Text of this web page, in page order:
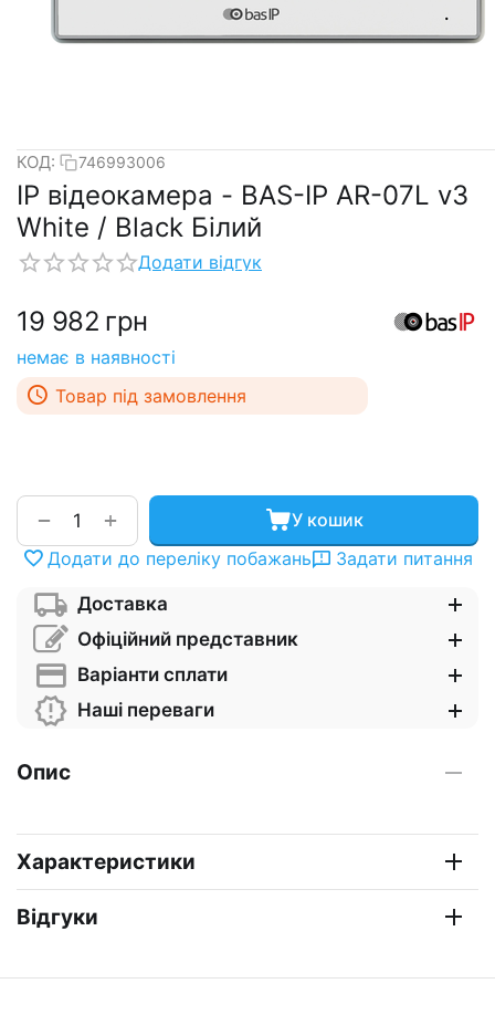
КОД: 746993006
IP відеокамера - BAS-IP AR-07L v3
White / Black Білий
Додати відгук
19 982 грн
немає в наявності
Товар під замовлення
+
−
У кошик
Додати до переліку побажань
Задати питання
Доставка
Офіційний представник
Варіанти сплати
Наші переваги
Опис
Характеристики
Відгуки